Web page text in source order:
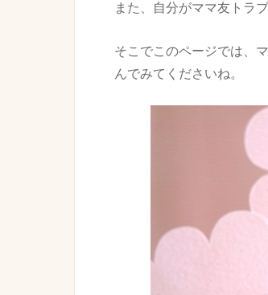
また、自分がママ友 トラ
そこでこのページでは、
んでみてくださいね。